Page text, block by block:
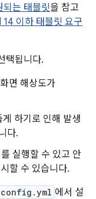
되는 태블릿을 참고
이하 태블릿 요구
택됩니다.
면 해상도가
하기로 인해 발생
다.
실행할 수 있고 안
할 수 있습니다.
config.yml 에서 설